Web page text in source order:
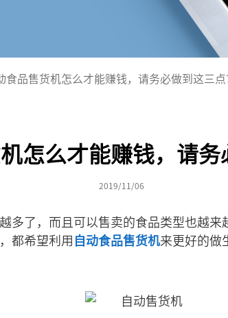
食品售货机怎么才能赚钱，请务必做到这三点
怎么才能赚钱，请务
2019/11/06
多了，而且可以售卖的食品类型也越
都希望利用自动食品售货机来更好的做